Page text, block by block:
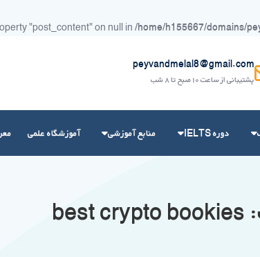
"post_content" on null in /home/h155667/domains/
peyvandmelal8@gmail.com
پشتیبانی از ساعت ۱۰ صبح تا ۸ شب
دوره IELTS منابع آموزشی آموزشگاه علمی
best crypto bookies